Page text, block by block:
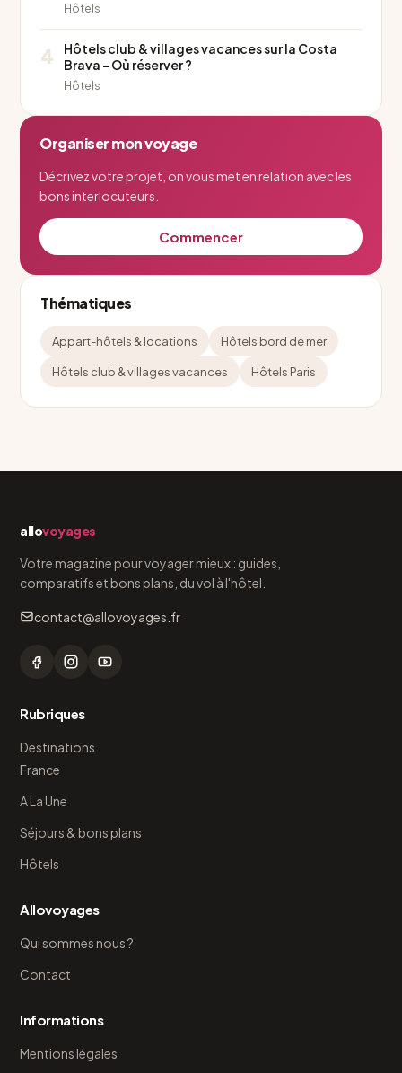
Hôtels
4
Hôtels club & villages vacances sur la Costa
Brava – Où réserver ?
Hôtels
Organiser mon voyage
Décrivez votre projet, on vous met en relation avec les
bons interlocuteurs.
Commencer
Thématiques
Appart-hôtels & locations Hôtels bord de mer
Hôtels club & villages vacances Hôtels Paris
allovoyages
Votre magazine pour voyager mieux : guides,
comparatifs et bons plans, du vol à l'hôtel.
contact@allovoyages.fr
Rubriques
Destinations
France
A La Une
Séjours & bons plans
Hôtels
Allovoyages
Qui sommes nous ?
Contact
Informations
Mentions légales